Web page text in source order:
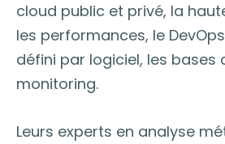
cloud public et privé, la
les performances, le
défini par logiciel, les bases
monitoring.
Leurs experts en analyse